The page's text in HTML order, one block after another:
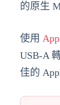
的原生
使用
USB-A
佳的